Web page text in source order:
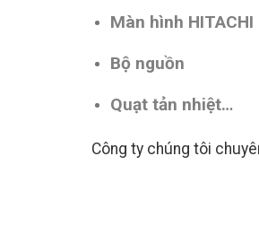
Màn hình HITACHI
Bộ nguồn
Quạt tản nhiệt…
Công ty chúng tôi